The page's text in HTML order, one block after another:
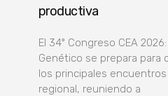
productiva
El 34º Congreso CEA
Genético se prepara para
los principales
regional, reuniendo a